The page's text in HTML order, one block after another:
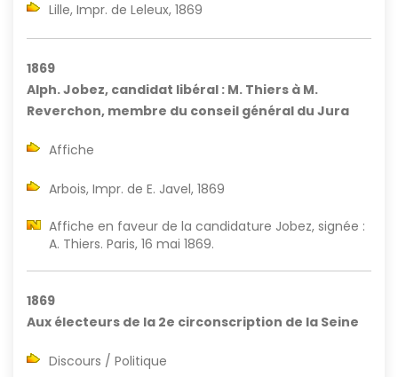
Lille, Impr. de Leleux, 1869
1869
Alph. Jobez, candidat libéral : M. Thiers à M.
Reverchon, membre du conseil général du Jura
Affiche
Arbois, Impr. de E. Javel, 1869
Affiche en faveur de la candidature Jobez, signée :
A. Thiers. Paris, 16 mai 1869.
1869
Aux électeurs de la 2e circonscription de la Seine
Discours / Politique